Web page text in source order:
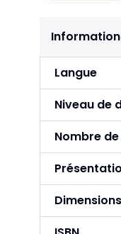
Langue
Niveau de
Nombre